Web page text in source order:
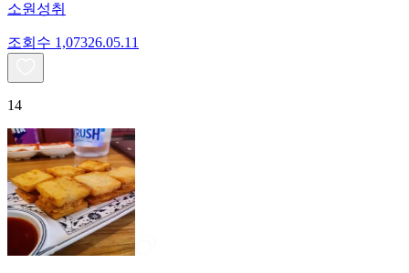
소원성취
조회수 1,07326.05.11
14